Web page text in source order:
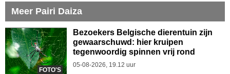
Meer Pairi Daiza
FOTO'S
Bezoekers Belgische dierentuin zijn
gewaarschuwd: hier kruipen
tegenwoordig spinnen vrij rond
05-08-2026, 19.12 uur